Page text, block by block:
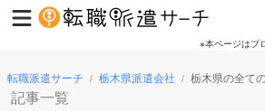
※本ページはプ
転職派遣サーチ / 栃木県派遣会社 / 栃木県の全て
記事一覧